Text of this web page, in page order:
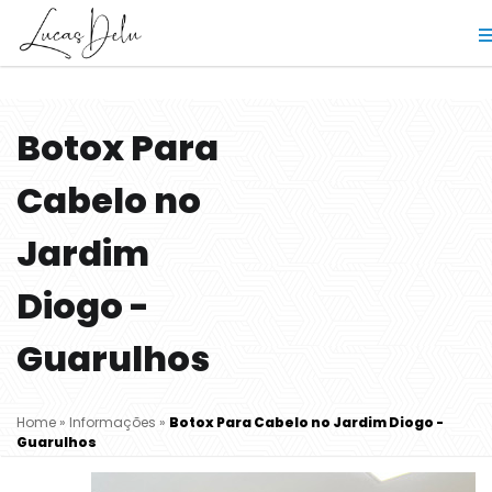
Botox Para
Cabelo no
Jardim
Diogo -
Guarulhos
Home » Informações » Botox Para Cabelo no Jardim Diogo -
Guarulhos